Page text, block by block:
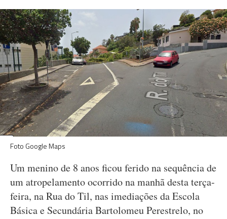
Foto Google Maps
Um menino de 8 anos ficou ferido na sequência de
um atropelamento ocorrido na manhã desta terça-
feira, na Rua do Til, nas imediações da Escola
Básica e Secundária Bartolomeu Perestrelo, no